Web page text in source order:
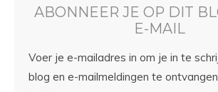
ABONNEER JE OP DIT
E-MAIL
Voer je e-mailadres in om je in te
blog en e-mailmeldingen te